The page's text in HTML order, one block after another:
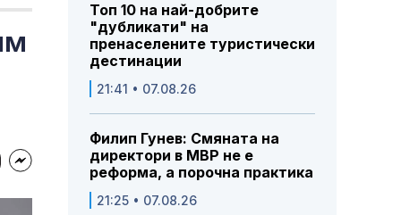
Топ 10 на най-добрите
"дубликати" на
пренаселените туристически
дестинации
21:41 • 07.08.26
Филип Гунев: Смяната на
директори в МВР не е
реформа, а порочна практика
21:25 • 07.08.26